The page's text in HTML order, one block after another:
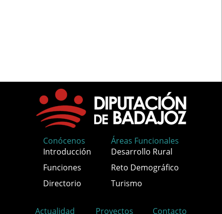
Conócenos
Introducción
Funciones
Directorio
Áreas Funcionales
Desarrollo Rural
Reto Demográfico
Turismo
Actualidad Proyectos Contacto